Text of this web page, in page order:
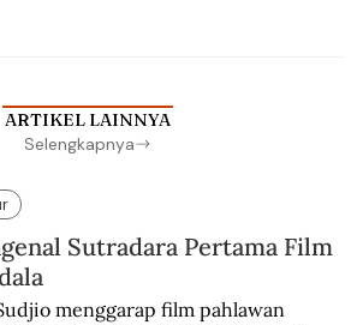
ARTIKEL LAINNYA
Selengkapnya
Sutradara Pertama Film
menggarap film pahlawan